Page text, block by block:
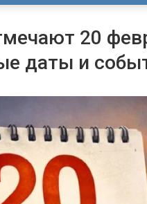
20
даты и